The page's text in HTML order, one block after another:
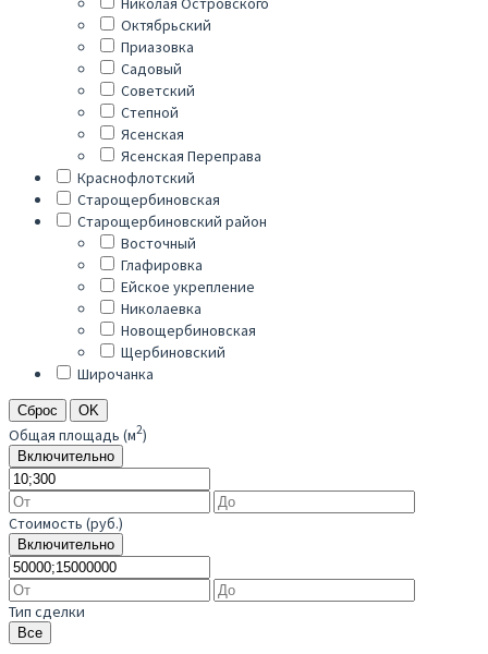
Октябрьский
Приазовка
Садовый
Советский
Степной
Ясенская
Ясенская Переправа
Краснофлотский
Старощербиновская
Старощербиновский район
Восточный
Глафировка
Ейское укрепление
Николаевка
Новощербиновская
Щербиновский
Широчанка
Сброс OK
Общая площадь (м2)
Включительно
Стоимость (руб.)
Включительно
Тип сделки
Все